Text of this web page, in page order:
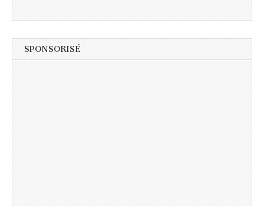
SPONSORISÉ